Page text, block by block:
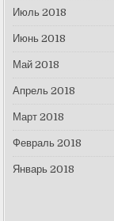
Июль 2018
Июнь 2018
Май 2018
Апрель 2018
Март 2018
Февраль 2018
Январь 2018